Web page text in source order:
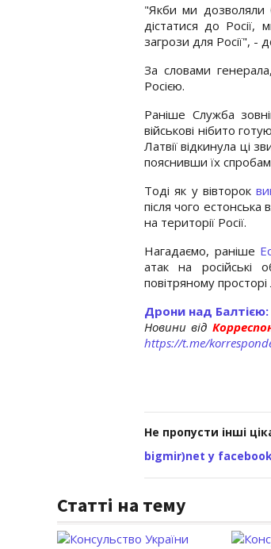
"Якби ми дозволяли
дістатися до
загрози для Росії", -
За словами
Росією.
Раніше Служба
військові нібито
Латвії відкинула ці
пояснивши їх
Тоді як у вівторок
після чого естонська
на території Росії.
Нагадаємо, раніше
атак на російські
повітряному просторі
Дрони над Балтією:
Новини від
https://t.me/
Не пропусти інші
bigmir)net у
Статті на тему